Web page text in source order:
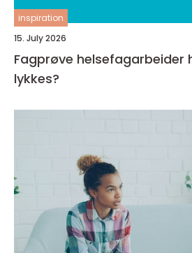
inspiration
15. July 2026
Fagprøve helsefagarbeider hva kreves for å
lykkes?